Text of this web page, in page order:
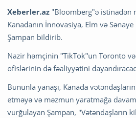
Xeberler.az "Bloomberg"ə istinadən
Kanadanın İnnovasiya, Elm və
Şampan bildirib.
Nazir həmçinin "TikTok"un Toronto
ofislərinin də fəaliyyətini
Bununla yanaşı, Kanada
etməyə və məzmun yaratmağa
vurğulayan Şampan, "Vətəndaşların